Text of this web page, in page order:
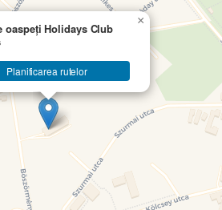
oaspeți Holidays Club
Planificarea rutelor
×